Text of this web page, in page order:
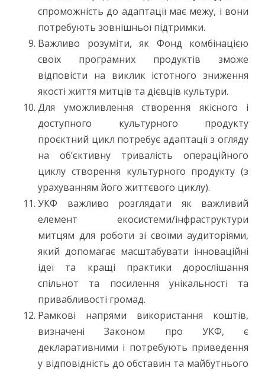
спроможність до адаптації має межу, і вони
потребують зовнішньої підтримки.
Важливо розуміти, як Фонд комбінацією
своїх програмних продуктів зможе
відповісти на виклик істотного зниження
якості життя митців та дієвців культури.
Для уможливлення створення якісного і
доступного культурного продукту
проєктний цикл потребує адаптації з огляду
на об’єктивну тривалість операційного
циклу створення культурного продукту (з
урахуванням його життєвого циклу).
УКФ важливо розглядати як важливий
елемент екосистеми/інфраструктури
митцям для роботи зі своїми аудиторіями,
який допомагає масштабувати інноваційні
ідеї та кращі практики дорослішання
спільнот та посилення унікальності та
привабливості громад.
Рамкові напрями використання коштів,
визначені Законом про УКФ, є
декларативними і потребують приведення
у відповідність до обставин та майбутнього